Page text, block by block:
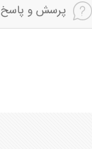
پرسش و پاسخ